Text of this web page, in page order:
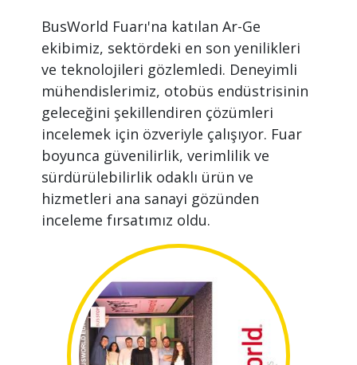
Lütfen
Giriniz
(Güvenlik
Kodu):
Gönder
BusWorld Fuarı'na katılan Ar-Ge
ekibimiz, sektördeki en son yenilikleri
ve teknolojileri gözlemledi. Deneyimli
mühendislerimiz, otobüs endüstrisinin
geleceğini şekillendiren çözümleri
incelemek için özveriyle çalışıyor. Fuar
boyunca güvenilirlik, verimlilik ve
sürdürülebilirlik odaklı ürün ve
hizmetleri ana sanayi gözünden
inceleme fırsatımız oldu.